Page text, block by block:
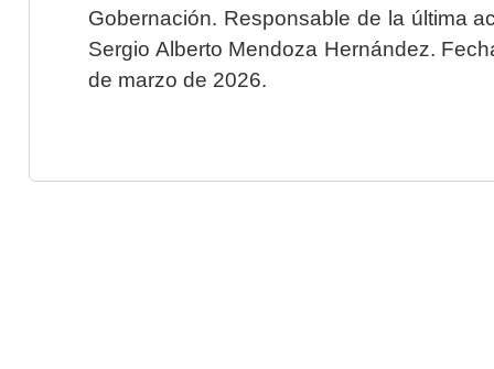
Gobernación. Responsable de la última
Sergio Alberto Mendoza Hernández.
de marzo de 2026.